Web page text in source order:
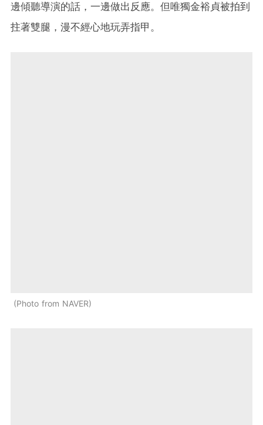
邊傾聽導演的話，一邊做出反應。但唯獨金裕貞被拍到
拄著雙腿，漫不經心地玩弄指甲。
Photo from NAVER